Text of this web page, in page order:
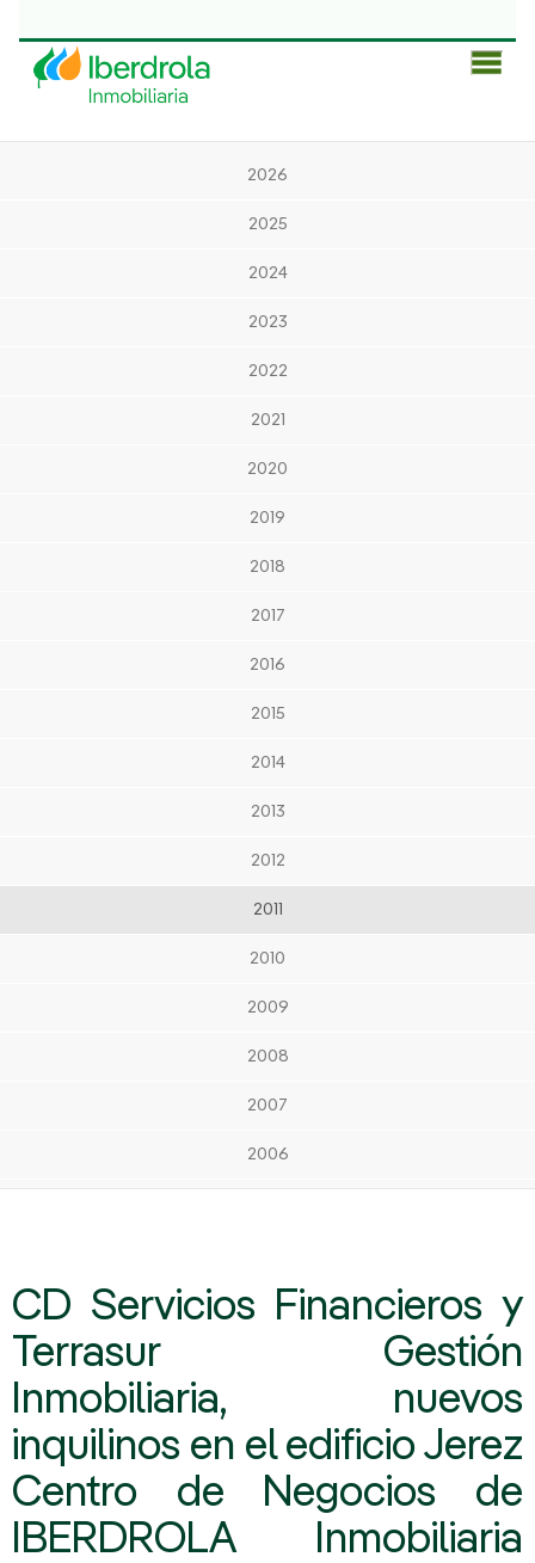
2026
2025
2024
2023
2022
2021
2020
2019
2018
2017
2016
2015
2014
2013
2012
2011
2010
2009
2008
2007
2006
CD Servicios Financieros y
Terrasur Gestión
Inmobiliaria, nuevos
inquilinos en el edificio Jerez
Centro de Negocios de
IBERDROLA Inmobiliaria